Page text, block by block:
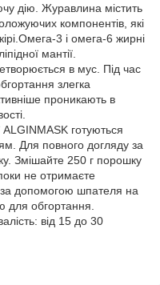
дію. Журавлина містить
компонентів, які
3 і омега-6 жирні
мантії.
в мус. Під час
злегка
проникають в
ALGINMASK готуються
Для повного догляду за
Змішайте 250 г порошку
не отримаєте
за допомогою шпателя на
для обгортання.
від 15 до 30